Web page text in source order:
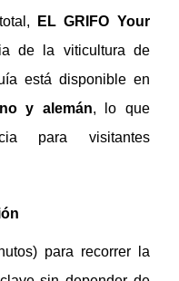
EL GRIFO Your
de la viticultura de
está disponible en
y alemán, lo que
para visitantes
para recorrer la